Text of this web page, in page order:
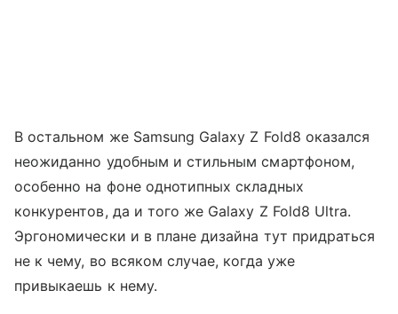
В остальном же Samsung Galaxy Z Fold8 оказался
неожиданно удобным и стильным смартфоном,
особенно на фоне однотипных складных
конкурентов, да и того же Galaxy Z Fold8 Ultra.
Эргономически и в плане дизайна тут придраться
не к чему, во всяком случае, когда уже
привыкаешь к нему.